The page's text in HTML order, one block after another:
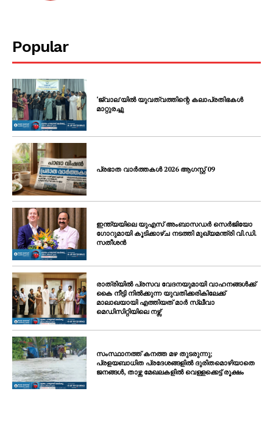
Popular
‘ജ്വാല’യിൽ യുവത്വത്തിന്റെ കലാപ്രതിഭകൾ
മാറ്റുരച്ചു
പ്രഭാത വാർത്തകൾ 2026 ആഗസ്റ്റ് 09
ഇന്ത്യയിലെ യുഎസ് അംബാസഡർ സെർജിയോ
ഗോറുമായി കൂടിക്കാഴ്ച നടത്തി മുഖ്യമന്ത്രി വി.ഡി.
സതീശൻ
രാത്രിയിൽ പ്രസവ വേദനയുമായി വാഹനങ്ങൾക്ക്
കൈ നീട്ടി നിൽക്കുന്ന യുവതിക്കരികിലേക്ക്
മാലാഖയായി എത്തിയത് മാർ സ്ലീവാ
മെഡിസിറ്റിയിലെ നഴ്സ്
സംസ്ഥാനത്ത് കനത്ത മഴ തുടരുന്നു;
പ്രളയബാധിത പ്രദേശങ്ങളിൽ ദുരിതമൊഴിയാതെ
ജനങ്ങൾ, താഴ്ന്ന മേഖലകളിൽ വെള്ളക്കെട്ട് രൂക്ഷം